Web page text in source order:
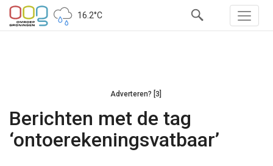
16.2°C
Adverteren? [3]
Berichten met de tag
‘ontoerekeningsvatbaar’